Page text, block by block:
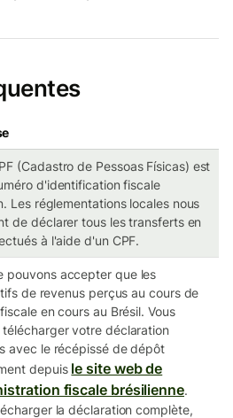
(Cadastro de Pessoas Físicas) est
d'identification fiscale
Les réglementations locales nous
de déclarer tous les transferts en
à l'aide d'un CPF.
pouvons accepter que les
de revenus perçus au cours de
en cours au Brésil. Vous
télécharger votre déclaration
avec le récépissé de dépôt
depuis le site web de
fiscale brésilienne.
la déclaration complète,